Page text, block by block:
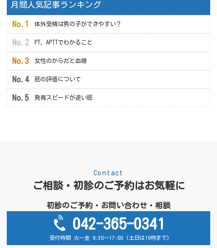
月間人気記事ランキング
体外受精は男の子ができやすい？
PT、APTTでわかること
女性のからだと血糖
胚の評価について
発育スピードが速い胚
ご相談・初診のご予約はお気軽に
Contact
初診のご予約・お問い合わせ・相談
042-365-0341
受付時間 火～金 9:30～17:00 (土日は16時まで)